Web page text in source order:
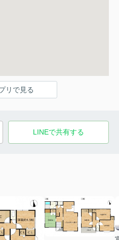
リで見る
LINEで共有する